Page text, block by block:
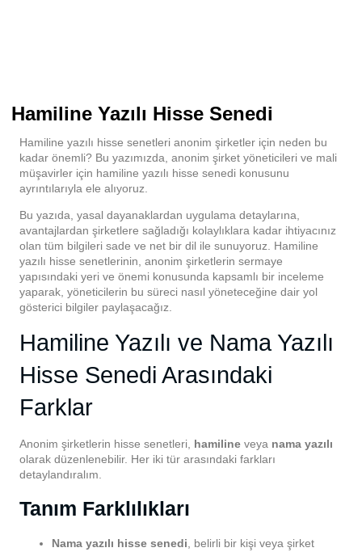
Hamiline Yazılı Hisse Senedi
Hamiline yazılı hisse senetleri anonim şirketler için neden bu
kadar önemli? Bu yazımızda, anonim şirket yöneticileri ve mali
müşavirler için hamiline yazılı hisse senedi konusunu
ayrıntılarıyla ele alıyoruz.
Bu yazıda, yasal dayanaklardan uygulama detaylarına,
avantajlardan şirketlere sağladığı kolaylıklara kadar ihtiyacınız
olan tüm bilgileri sade ve net bir dil ile sunuyoruz. Hamiline
yazılı hisse senetlerinin, anonim şirketlerin sermaye
yapısındaki yeri ve önemi konusunda kapsamlı bir inceleme
yaparak, yöneticilerin bu süreci nasıl yöneteceğine dair yol
gösterici bilgiler paylaşacağız.
Hamiline Yazılı ve Nama Yazılı
Hisse Senedi Arasındaki
Farklar
Anonim şirketlerin hisse senetleri, hamiline veya nama yazılı
olarak düzenlenebilir. Her iki tür arasındaki farkları
detaylandıralım.
Tanım Farklılıkları
Nama yazılı hisse senedi , belirli bir kişi veya şirket